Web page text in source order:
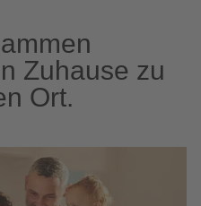
Zuhause zu
Ort.